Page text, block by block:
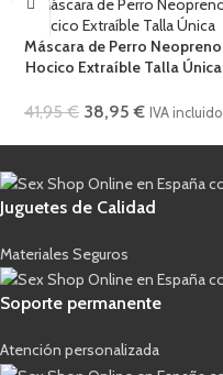
Máscara de Perro Neopreno
Hocico Extraíble Talla Única
41,95€ 38,95€ IVA incluido
Juguetes de Calidad
Materiales Seguros
Soporte permanente
Atención personalizada